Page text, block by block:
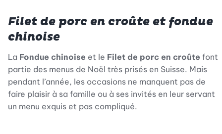
Filet de porc en croûte et fondue
chinoise
La Fondue chinoise et le Filet de porc en croûte font
partie des menus de Noël très prisés en Suisse. Mais
pendant l’année, les occasions ne manquent pas de
faire plaisir à sa famille ou à ses invités en leur servant
un menu exquis et pas compliqué.